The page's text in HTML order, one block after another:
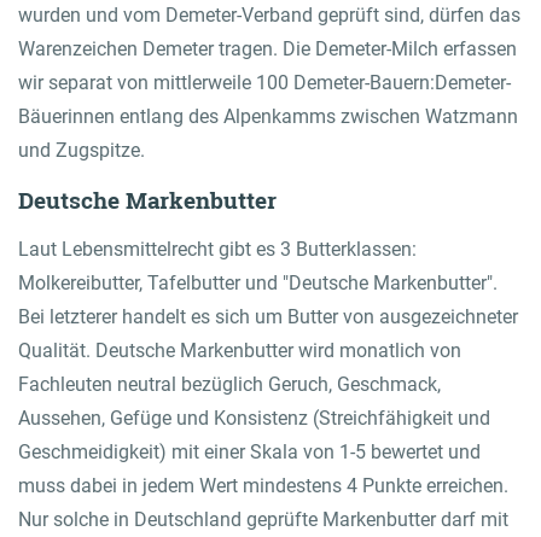
wurden und vom Demeter-Verband geprüft sind, dürfen das
Warenzeichen Demeter tragen. Die Demeter-Milch erfassen
wir separat von mittlerweile 100 Demeter-Bauern:Demeter-
Bäuerinnen entlang des Alpenkamms zwischen Watzmann
und Zugspitze.
Deutsche Markenbutter
Laut Lebensmittelrecht gibt es 3 Butterklassen:
Molkereibutter, Tafelbutter und "Deutsche Markenbutter".
Bei letzterer handelt es sich um Butter von ausgezeichneter
Qualität. Deutsche Markenbutter wird monatlich von
Fachleuten neutral bezüglich Geruch, Geschmack,
Aussehen, Gefüge und Konsistenz (Streichfähigkeit und
Geschmeidigkeit) mit einer Skala von 1-5 bewertet und
muss dabei in jedem Wert mindestens 4 Punkte erreichen.
Nur solche in Deutschland geprüfte Markenbutter darf mit